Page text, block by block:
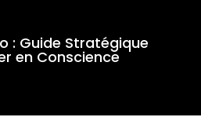
: Guide Stratégique
en Conscience